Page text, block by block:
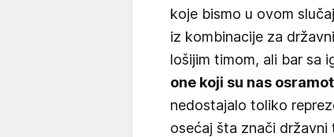
koje bismo u ovom
iz kombinacije za
lošijim timom, ali bar sa
one koji su nas
nedostajalo toliko
osećaj šta znači državni